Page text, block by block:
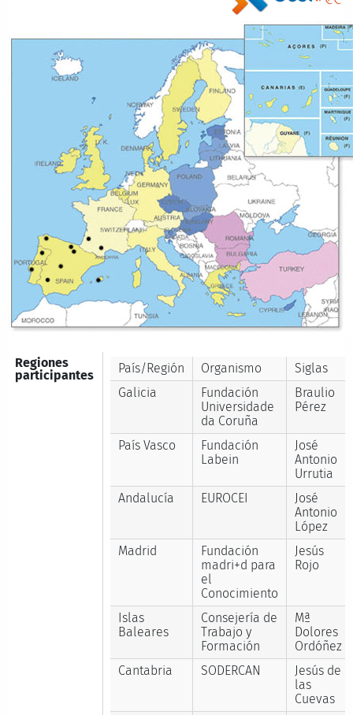
Regiones
participantes
País/Región Organismo
Siglas
Galicia
Fundación
Universidade
da Coruña
Braulio
Pérez
País Vasco
Fundación
Labein
José
Antonio
Urrutia
Andalucía
EUROCEI
José
Antonio
López
Madrid
Fundación
madri+d para
el
Conocimiento
Jesús
Rojo
Islas
Baleares
Consejería de
Trabajo y
Formación
Mª
Dolores
Ordóñez
Cantabria
SODERCAN
Jesús de
las
Cuevas